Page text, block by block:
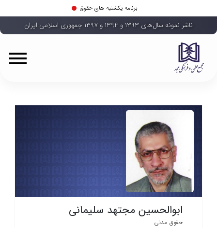
برنامه یکشنبه های حقوق
ناشر نمونه سال‌های ۱۳۹۳ و ۱۳۹۴ و ۱۳۹۷ جمهوری اسلامی ایران
ابوالحسین مجتهد سلیمانی
حقوق مدنی